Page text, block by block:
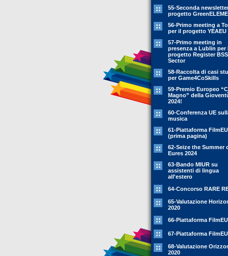
55-Seconda
progetto
56-Primo meeting a
per il progetto YEAEU
57-Primo meeting in
presenza a Lublin per
progetto Register BSS
Sector
58-Raccolta di casi
per Game4CoSkills
59-Premio Europeo
Magno” della
2024!
60-Conferenza UE
musica
61-Piattaforma FilmEU
(prima pagina)
62-Seize the Summer
Eures 2024
63-Bando MIUR su
assistenti di lingua
all'estero
64-Concorso RARE
65-Valutazione
2020
66-Piattaforma FilmEU
67-Piattaforma FilmEU
68-Valutazione
2020